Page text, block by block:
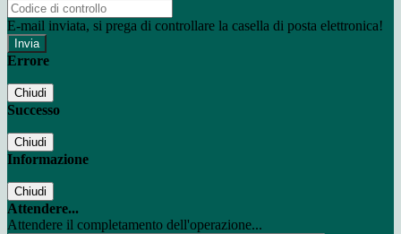
E-mail inviata, si prega di controllare la casella di posta elettronica!
Errore
Chiudi
Successo
Chiudi
Informazione
Chiudi
Attendere...
Attendere il completamento dell'operazione...